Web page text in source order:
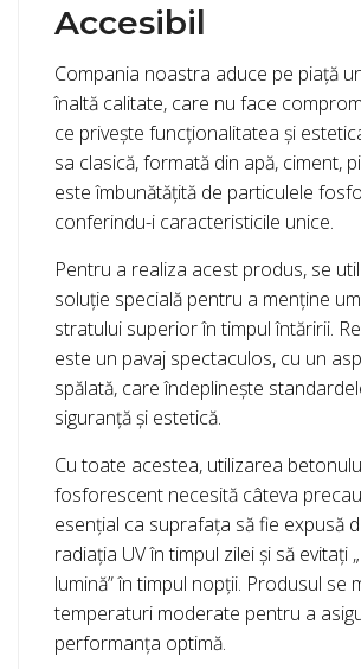
Accesibil
Compania noastra aduce pe piață
înaltă calitate, care nu face
ce privește funcționalitatea și
sa clasică, formată din apă, ciment,
este îmbunătățită de particulele
conferindu-i caracteristicile unice.
Pentru a realiza acest produs, se
soluție specială pentru a menține
stratului superior în timpul întăririi.
este un pavaj spectaculos, cu un
spălată, care îndeplinește
siguranță și estetică.
Cu toate acestea, utilizarea
fosforescent necesită câteva
esențial ca suprafața să fie expusă
radiația UV în timpul zilei și să evitați
lumină” în timpul nopții. Produsul se
temperaturi moderate pentru a
performanța optimă.